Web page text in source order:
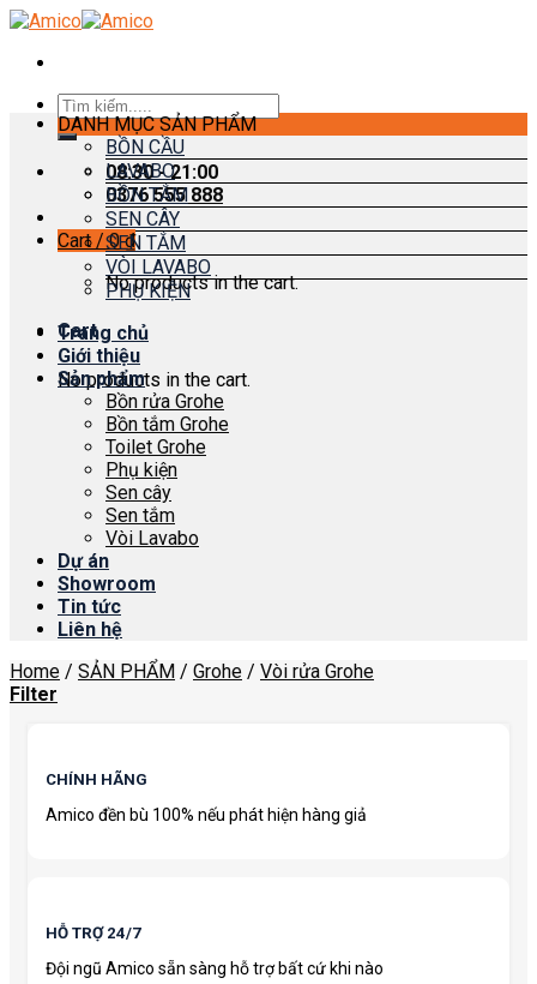
Skip
content
Search
for:
08:30 - 21:00
0376 555 888
Cart /0₫
No products in the cart.
Cart
No products in the cart.
DANH MỤC SẢN PHẨM
BỒN CẦU
LAVABO
BỒN TẮM
SEN CÂY
SEN TẮM
VÒI LAVABO
PHỤ KIỆN
Trang chủ
Giới thiệu
Sản phẩm
Bồn rửa Grohe
Bồn tắm Grohe
Toilet Grohe
Phụ kiện
Sen cây
Sen tắm
Vòi Lavabo
Dự án
Showroom
Tin tức
Liên hệ
Home / SẢN PHẨM / Grohe / Vòi rửa Grohe
Filter
CHÍNH HÃNG
Amico đền bù 100% nếu phát hiện hàng giả
HỖ TRỢ 24/7
Đội ngũ Amico sẵn sàng hỗ trợ bất cứ khi nào